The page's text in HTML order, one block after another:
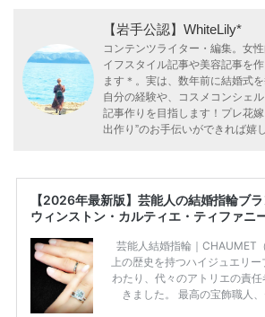
【岩手公認】WhiteLily*
コンテンツライター・編集。女
イフスタイル記事や美容記事を
ます＊。実は、数年前に結婚式
自分の経験や、コスメコンシェ
記事作りを目指します！プレ花
出作り”のお手伝いができれば嬉
【2026年最新版】芸能人の結婚指輪ブ
ウィンストン・カルティエ・ティファニ
芸能人結婚指輪｜CHAUMET
上の歴史を持つハイジュエリ
わたり、代々のアトリエの責
きました。 最高の宝飾職人